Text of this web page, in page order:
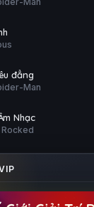
đẳng
Man
Nhạc